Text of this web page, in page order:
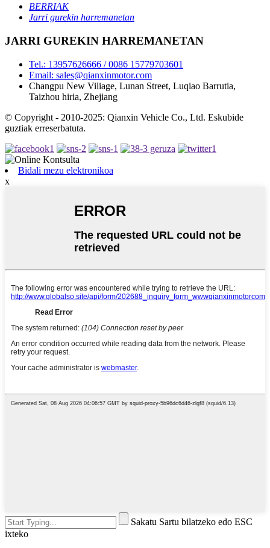
BERRIAK
Jarri gurekin harremanetan
JARRI GUREKIN HARREMANETAN
Tel.: 13957626666 / 0086 15779703601
Email: sales@qianxinmotor.com
Changpu New Viliage, Lunan Street, Luqiao Barrutia,
Taizhou hiria, Zhejiang
© Copyright - 2010-2025: Qianxin Vehicle Co., Ltd. Eskubide
guztiak erreserbatuta.
Bidali mezu elektronikoa
x
Sakatu Sartu bilatzeko edo ESC
ixteko